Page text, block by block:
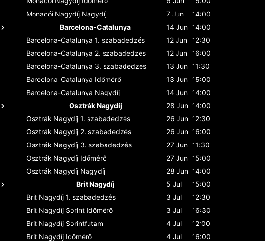
Monacói Nagydíj Nagydíj 7 Jun
14:00
Barcelona-Catalunya
14 Jun 14:00
Barcelona-Catalunya 1. szabadedzés 12 Jun 12:30
Barcelona-Catalunya 2. szabadedzés 12 Jun 16:00
Barcelona-Catalunya 3. szabadedzés 13 Jun 11:30
Barcelona-Catalunya Időmérő 13 Jun 15:00
Barcelona-Catalunya Nagydíj 14 Jun 14:00
Osztrák Nagydíj
28 Jun 14:00
Osztrák Nagydíj 1. szabadedzés 26 Jun 12:30
Osztrák Nagydíj 2. szabadedzés 26 Jun 16:00
Osztrák Nagydíj 3. szabadedzés 27 Jun 11:30
Osztrák Nagydíj Időmérő 27 Jun 15:00
Osztrák Nagydíj Nagydíj 28 Jun 14:00
Brit Nagydíj
5 Jul
15:00
Brit Nagydíj 1. szabadedzés 3 Jul
12:30
Brit Nagydíj Sprint Időmérő 3 Jul
16:30
Brit Nagydíj Sprintfutam 4 Jul
12:00
Brit Nagydíj Időmérő 4 Jul
16:00